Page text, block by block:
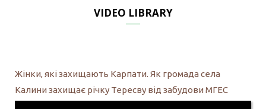
VIDEO LIBRARY
Жінки, які захищають Карпати. Як громада села
Калини захищає річку Тересву від забудови МГЕС